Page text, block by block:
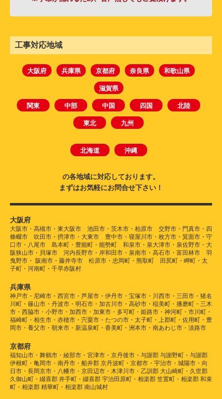
工事対応地域
大阪府 兵庫県 京都府 奈良県 和歌山県
滋賀県
関東 中部 中国 四国 北陸
東北 九州
北海道 沖縄
の各地域に対応しております。
まずはお気軽にお問合せ下さい！
大阪府
大阪市・高槻市・東大阪市 池田市・茨木市・柏原市 交野市・門真市・四
條畷市 吹田市・摂津市・大東市 豊中市・寝屋川市・枚方市・箕面市・守
口市・八尾市 島本町・豊能町・能勢町 和泉市・泉大津市・泉佐野市・大
阪狭山市・貝塚市 河内長野市・岸和田市・泉南市・高石市・富田林市 羽
曳野市・ 阪南市・藤井寺市 松原市・忠岡町・熊取町 田尻町・岬町・太
子町・河南町・千早赤阪村
兵庫県
神戸市・尼崎市・西宮市・芦屋市・伊丹市・宝塚市・川西市・三田市・猪名
川町・篠山市・丹波市・明石市・加古川市・高砂市・稲美町・播磨町・三木
市・西脇市・小野市・加西市・加東市・多可町・姫路市・神河町・市川町・
福崎町・相生市・赤穂市・宍粟市・たつの市・太子町・上郡町・佐用町・豊
岡市・養父市・朝来市・新温泉町・香美町・洲本市・南あわじ市・淡路市
京都府
福知山市・舞鶴市・綾部市・宮津市・京丹後市・与謝郡 与謝野町・与謝郡
伊根町・亀岡市・南丹市・船井郡 京丹波町・京都市・宇治市・城陽市・向
日市・長岡京市・八幡市・京田辺市・木津川市・乙訓郡 大山崎町・久世郡
久御山町・綴喜郡 井手町・綴喜郡 宇治田原町・相楽郡 笠置町・相楽郡 和束
町・相楽郡 精華町・相楽郡 南山城村